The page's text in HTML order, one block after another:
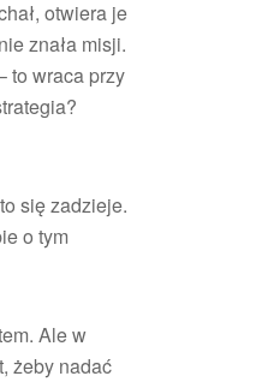
otwiera je
znała misji.
to wraca przy
się zadzieje.
o tym
Ale w
żeby nadać